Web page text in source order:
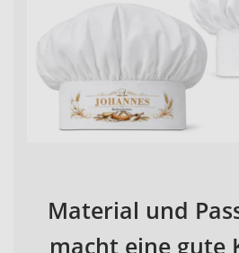
Material und
macht eine gute